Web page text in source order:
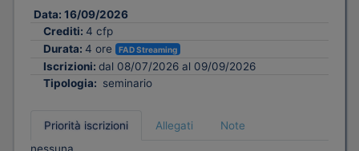
Data: 16/09/2026
Crediti: 4 cfp
Durata: 4 ore FAD Streaming
Iscrizioni: dal 08/07/2026 al 09/09/2026
Tipologia: seminario
Priorità iscrizioni Allegati
Note